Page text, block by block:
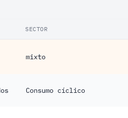
SECTOR
mixto
Consumo cíclico